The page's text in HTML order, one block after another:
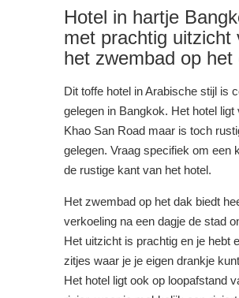
Hotel in hartje
met prachtig uitzicht
het zwembad op het
Dit toffe hotel in Arabische stijl is
gelegen in Bangkok. Het hotel ligt
Khao San Road maar is toch
gelegen. Vraag specifiek om een
de rustige kant van het hotel.
Het zwembad op het dak biedt
verkoeling na een dagje de stad
Het uitzicht is prachtig en je hebt
zitjes waar je je eigen drankje
Het hotel ligt ook op loopafstand